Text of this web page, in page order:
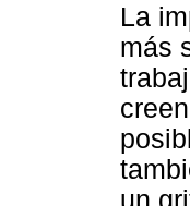
La
más
un